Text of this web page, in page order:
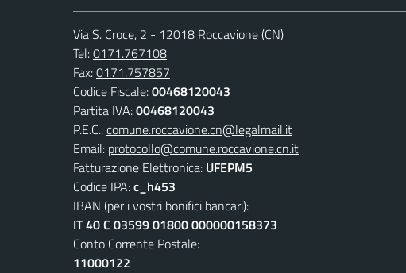
Via S. Croce, 2 - 12018 Roccavione (CN)
Tel:0171.767108
Fax:0171.757857
Codice Fiscale:00468120043
Partita IVA:00468120043
P.E.C.:comune.roccavione.cn@legalmail.it
Email: protocollo@comune.roccavione.cn.it
Fatturazione Elettronica: UFEPM5
Codice IPA:c_h453
IBAN (per i vostri bonifici bancari):
IT 40 C 03599 01800 000000158373
Conto Corrente Postale:
11000122